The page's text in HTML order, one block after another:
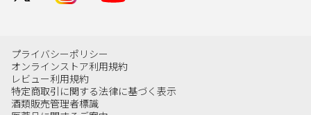
プライバシーポリシー
オンラインストア利用規約
レビュー利用規約
特定商取引に関する法律に基づく表示
酒類販売管理者標識